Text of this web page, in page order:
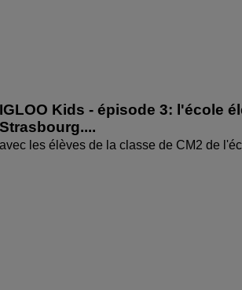
IGLOO Kids - épisode 3: l'école
Strasbourg....
avec les élèves de la classe de CM2 de